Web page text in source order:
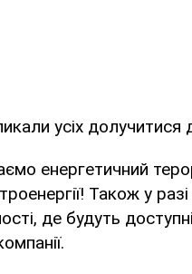
усіх
енергетичний
Також у
де будуть